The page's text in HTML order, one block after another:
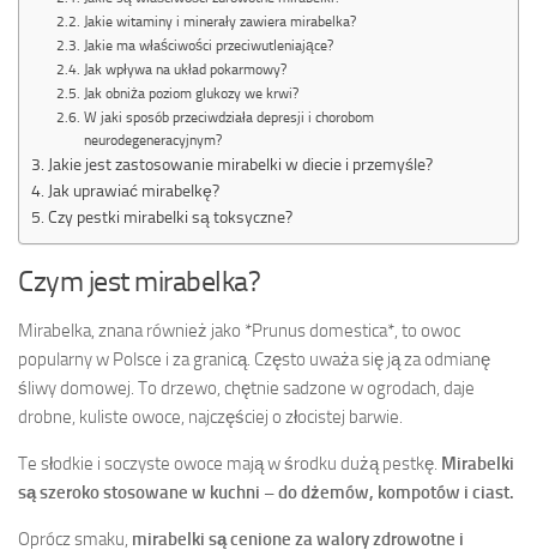
Jakie witaminy i minerały zawiera mirabelka?
Jakie ma właściwości przeciwutleniające?
Jak wpływa na układ pokarmowy?
Jak obniża poziom glukozy we krwi?
W jaki sposób przeciwdziała depresji i chorobom
neurodegeneracyjnym?
Jakie jest zastosowanie mirabelki w diecie i przemyśle?
Jak uprawiać mirabelkę?
Czy pestki mirabelki są toksyczne?
Czym jest mirabelka?
Mirabelka, znana również jako *Prunus domestica*, to owoc
popularny w Polsce i za granicą. Często uważa się ją za odmianę
śliwy domowej. To drzewo, chętnie sadzone w ogrodach, daje
drobne, kuliste owoce, najczęściej o złocistej barwie.
Te słodkie i soczyste owoce mają w środku dużą pestkę. Mirabelki
są szeroko stosowane w kuchni – do dżemów, kompotów i ciast.
Oprócz smaku, mirabelki są cenione za walory zdrowotne i